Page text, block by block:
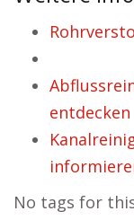
entdecken
No tags for